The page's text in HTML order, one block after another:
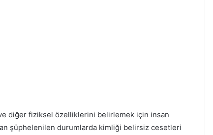
diğer fiziksel özelliklerini belirlemek için insan
şüphelenilen durumlarda kimliği belirsiz cesetleri